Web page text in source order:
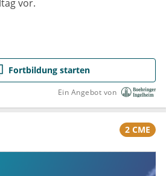
vor.
Fortbildung starten
Ein Angebot von
2 CME